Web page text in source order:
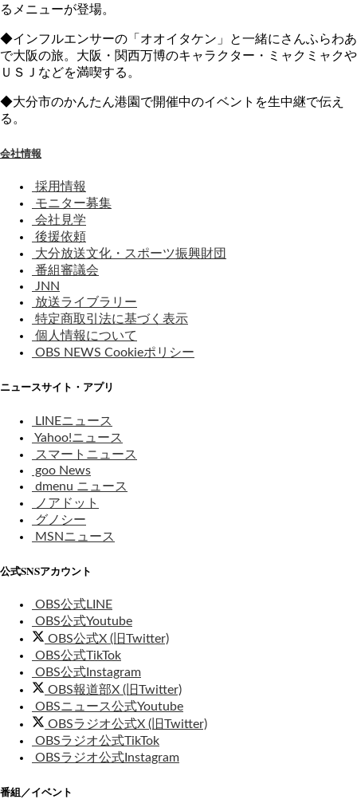
るメニューが登場。
◆インフルエンサーの「オオイタケン」と一緒にさんふらわあ
で大阪の旅。大阪・関西万博のキャラクター・ミャクミャクや
ＵＳＪなどを満喫する。
◆大分市のかんたん港園で開催中のイベントを生中継で伝え
る。
会社情報
採用情報
モニター募集
会社見学
後援依頼
大分放送文化・スポーツ振興財団
番組審議会
JNN
放送ライブラリー
特定商取引法に基づく表示
個人情報について
OBS NEWS Cookieポリシー
ニュースサイト・アプリ
LINEニュース
Yahoo!ニュース
スマートニュース
goo News
dmenu ニュース
ノアドット
グノシー
MSNニュース
公式SNSアカウント
OBS公式LINE
OBS公式Youtube
OBS公式X (旧Twitter)
OBS公式TikTok
OBS公式Instagram
OBS報道部X (旧Twitter)
OBSニュース公式Youtube
OBSラジオ公式X (旧Twitter)
OBSラジオ公式TikTok
OBSラジオ公式Instagram
番組／イベント